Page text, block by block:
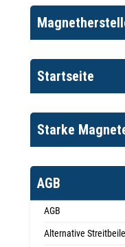
Startseite
Starke
AGB
AGB
Alternative